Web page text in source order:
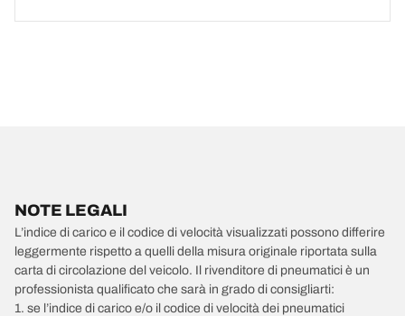
NOTE LEGALI
L’indice di carico e il codice di velocità visualizzati possono differire
leggermente rispetto a quelli della misura originale riportata sulla
carta di circolazione del veicolo. Il rivenditore di pneumatici è un
professionista qualificato che sarà in grado di consigliarti:
1. se l’indice di carico e/o il codice di velocità dei pneumatici